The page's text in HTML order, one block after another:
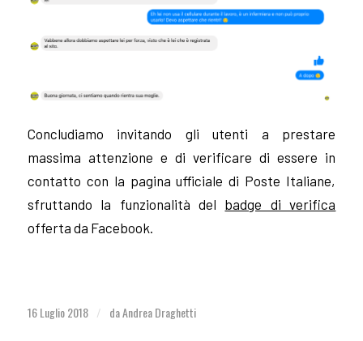
Concludiamo invitando gli utenti a prestare
massima attenzione e di verificare di essere in
contatto con la pagina ufficiale di Poste Italiane,
sfruttando la funzionalità del badge di verifica
offerta da Facebook.
16 Luglio 2018 / daAndrea Draghetti